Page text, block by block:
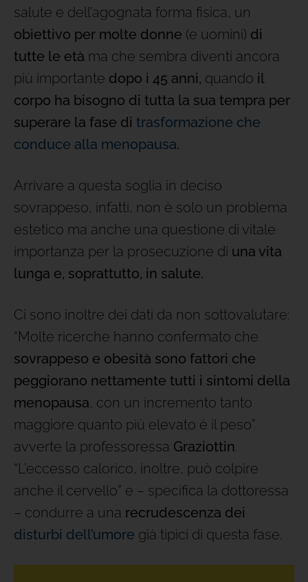
salute e dell’agognata forma fisica, un
obiettivo per molte donne (e uomini) di
tutte le età ma che sembra diventi ancora
più importante dopo i 45 anni, quando il
corpo ha bisogno di tutta la sua tempra per
superare la fase di trasformazione che
conduce alla menopausa.
Arrivare a questa soglia in deciso
sovrappeso, infatti, non è solo un problema
estetico ma anche una questione di vitale
importanza per la prosecuzione di una vita
lunga e, soprattutto, in salute.
Ci sono inoltre dei dati da non sottovalutare:
“Molte ricerche hanno confermato che
sovrappeso e obesità sono fattori che
peggiorano nettamente tutti i sintomi della
menopausa, con un incremento tanto
maggiore quanto più elevato è il peso”
avverte la professoressa Graziottin.
“L’eccesso calorico, inoltre, può colpire
anche il cervello” e – specifica la dottoressa
– condurre a una recrudescenza dei
disturbi dell’umore già tipici di questa fase.